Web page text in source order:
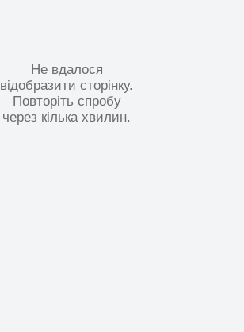
Не вдалося
відобразити сторінку.
Повторіть спробу
через кілька хвилин.